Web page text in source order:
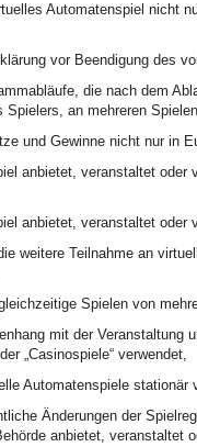
Automatenspiel nicht
vor Beendigung des
die nach dem
Spielers, an mehreren
und Gewinne nicht nur in
anbietet, veranstaltet
anbietet, veranstaltet
weitere Teilnahme an
Spielen von
mit der Veranstaltung
„Casinospiele“ verwendet,
Automatenspiele stationär
Änderungen der
anbietet, veranstaltet